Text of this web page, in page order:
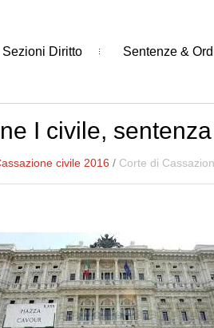
Sezioni Diritto Sentenze &
I civile,
civile 2016 / Corte di